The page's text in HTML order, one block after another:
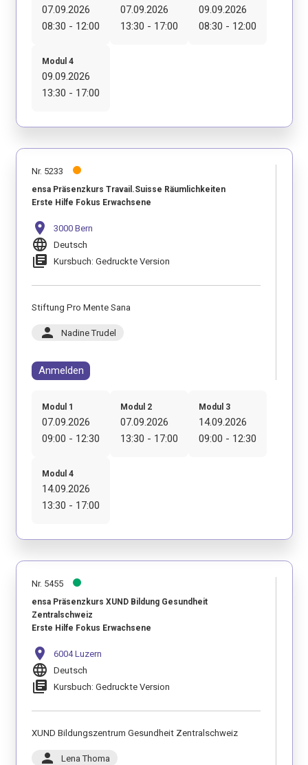
07.09.2026
08:30 - 12:00
07.09.2026
13:30 - 17:00
09.09.2026
08:30 - 12:00
Modul 4
09.09.2026
13:30 - 17:00
Nr. 5233
ensa Präsenzkurs Travail.Suisse Räumlichkeiten
Erste Hilfe Fokus Erwachsene
location_on 3000 Bern
language Deutsch
library_books Kursbuch: Gedruckte Version
Stiftung Pro Mente Sana
person Nadine Trudel
Anmelden
Modul 1
07.09.2026
09:00 - 12:30
Modul 2
07.09.2026
13:30 - 17:00
Modul 3
14.09.2026
09:00 - 12:30
Modul 4
14.09.2026
13:30 - 17:00
Nr. 5455
ensa Präsenzkurs XUND Bildung Gesundheit
Zentralschweiz
Erste Hilfe Fokus Erwachsene
location_on 6004 Luzern
language Deutsch
library_books Kursbuch: Gedruckte Version
XUND Bildungszentrum Gesundheit Zentralschweiz
person Lena Thoma